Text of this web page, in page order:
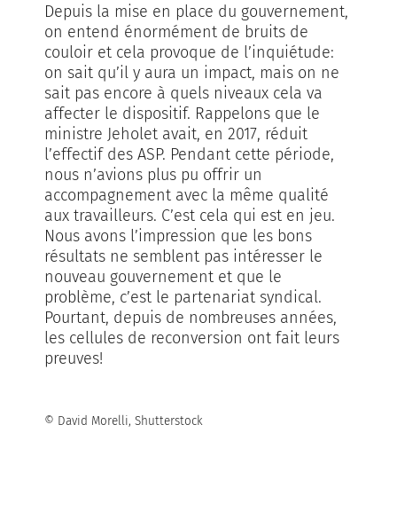
Depuis la mise en place du gouvernement,
on entend énormément de bruits de
couloir et cela provoque de l’inquiétude:
on sait qu’il y aura un impact, mais on ne
sait pas encore à quels niveaux cela va
affecter le dispositif. Rappelons que le
ministre Jeholet avait, en 2017, réduit
l’effectif des ASP. Pendant cette période,
nous n’avions plus pu offrir un
accompagnement avec la même qualité
aux travailleurs. C’est cela qui est en jeu.
Nous avons l’impression que les bons
résultats ne semblent pas intéresser le
nouveau gouvernement et que le
problème, c’est le partenariat syndical.
Pourtant, depuis de nombreuses années,
les cellules de reconversion ont fait leurs
preuves!
© David Morelli, Shutterstock